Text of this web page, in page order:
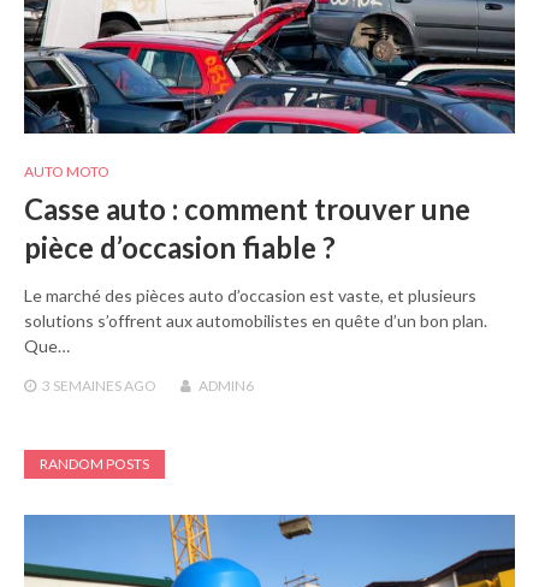
AUTO MOTO
Casse auto : comment trouver une
pièce d’occasion fiable ?
Le marché des pièces auto d’occasion est vaste, et plusieurs
solutions s’offrent aux automobilistes en quête d’un bon plan.
Que…
3 SEMAINES AGO ADMIN6
RANDOM POSTS